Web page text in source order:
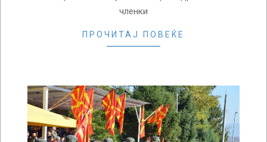
членки
ПРОЧИТАЈ ПОВЕЌЕ